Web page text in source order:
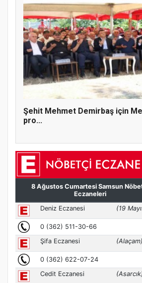
Şehit Mehmet Demirbaş için
pro...